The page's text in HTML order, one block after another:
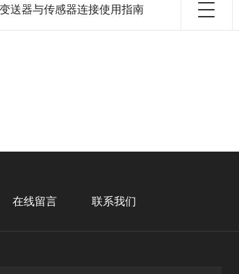
送器与传感器连接使用指南
在线留言 联系我们